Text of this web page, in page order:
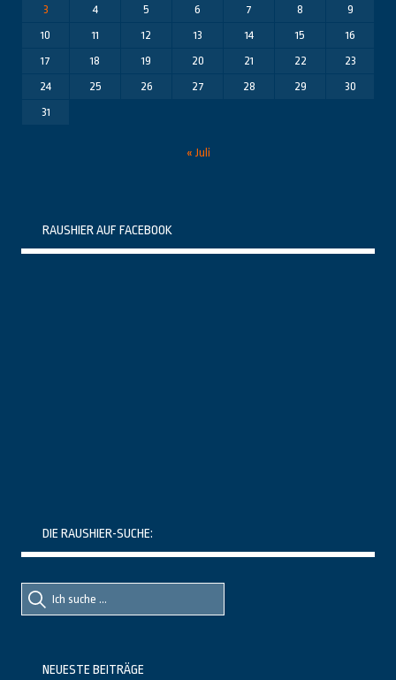
3
4 5 6 7 8
9
10
11 12 13 14 15
16
17
18 19 20 21 22
23
24
25 26 27 28 29
30
31
« Juli
RAUSHIER AUF FACEBOOK
DIE RAUSHIER-SUCHE:
Suche
nach::
Suche
nach:
NEUESTE BEITRÄGE